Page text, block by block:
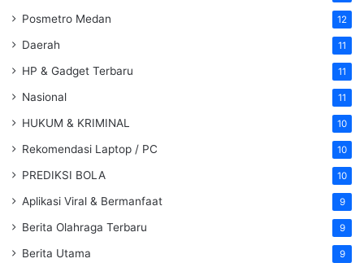
Posmetro Medan 12
Daerah 11
HP & Gadget Terbaru 11
Nasional 11
HUKUM & KRIMINAL 10
Rekomendasi Laptop / PC 10
PREDIKSI BOLA 10
Aplikasi Viral & Bermanfaat 9
Berita Olahraga Terbaru 9
Berita Utama 9